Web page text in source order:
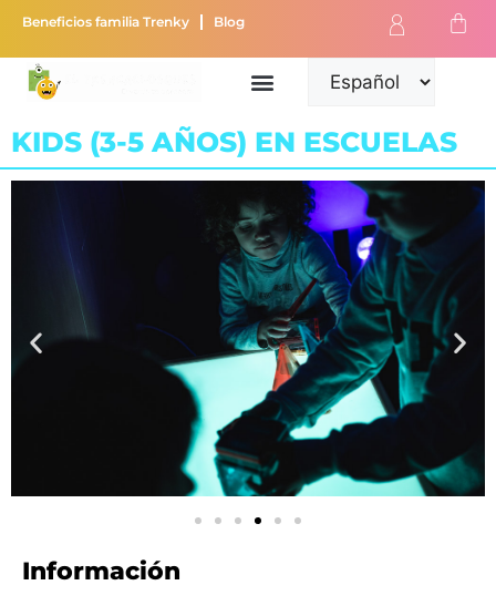
Beneficios familia Trenky Blog
KIDS (3-5 AÑOS) EN ESCUELAS
Información